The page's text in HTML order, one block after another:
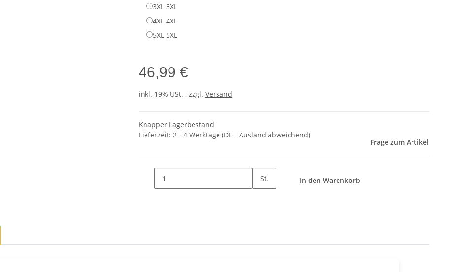
3XL 3XL
4XL 4XL
5XL 5XL
46,99 €
inkl. 19% USt. , zzgl. Versand
Knapper Lagerbestand
Lieferzeit: 2 - 4 Werktage (DE - Ausland abweichend)
Frage zum Artikel
St. In den Warenkorb